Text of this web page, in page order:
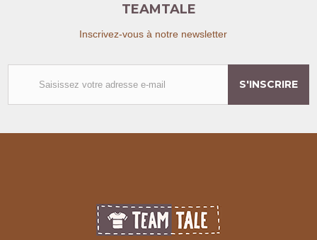
TEAMTALE
Inscrivez-vous à notre newsletter
S'INSCRIRE